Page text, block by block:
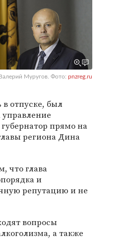
Муругов. Фото: pnzreg.ru
отпуске, был
прямо на
региона Дина
что глава
и
репутацию и не
вопросы
а также